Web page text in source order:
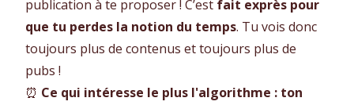
publication à te proposer ! C’est fait exprès pour
que tu perdes la notion du temps. Tu vois donc
toujours plus de contenus et toujours plus de
pubs !
⏰ Ce qui intéresse le plus l'algorithme : ton